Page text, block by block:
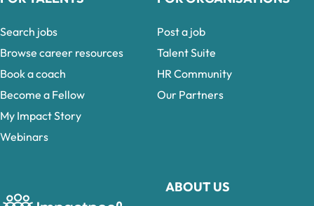
ABOUT US
Search jobs
Browse career resources
Book a coach
Become a Fellow
My Impact Story
Webinars
Post a job
Talent Suite
HR Community
Our Partners